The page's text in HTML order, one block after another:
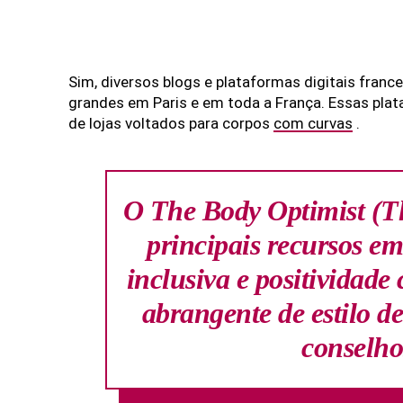
Sim, diversos blogs e plataformas digitais
grandes em Paris e em toda a França. Essas
de lojas voltados para corpos com curvas .
O The Body Optimist
principais recursos
inclusiva e positividade
abrangente de estilo